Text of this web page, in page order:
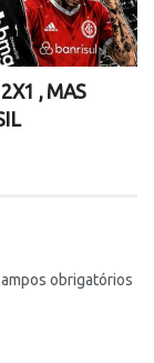
, MAS
obrigatórios